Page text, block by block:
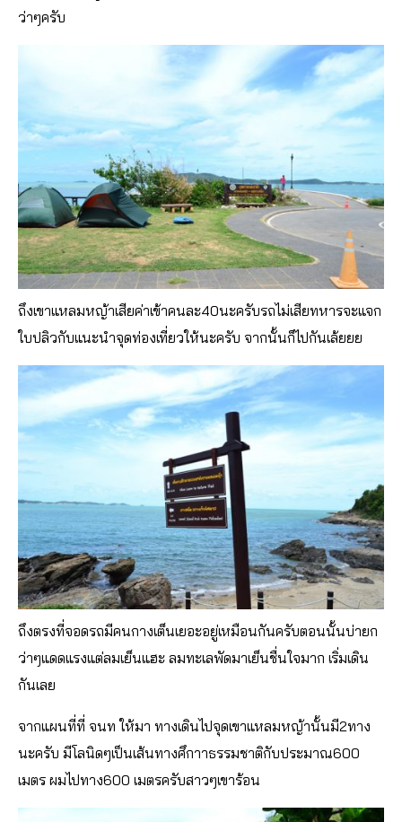
ว่าๆครับ
ถึงเขาแหลมหญ้าเสียค่าเข้าคนละ40นะครับรถไม่เสียทหารจะแจก
ใบปลิวกับแนะนำจุดท่องเที่ยวให้นะครับ จากนั้นก็ไปกันเล้ยยย
ถึงตรงที่จอดรถมีคนกางเต็นเยอะอยู่เหมือนกันครับตอนนั้นบ่ายก
ว่าๆแดดแรงแต่ลมเย็นแฮะ ลมทะเลพัดมาเย็นชื่นใจมาก เริ่มเดิน
กันเลย
จากแผนที่ที่ จนท ให้มา ทางเดินไปจุดเขาแหลมหญ้านั้นมี2ทาง
นะครับ มีโลนิดๆเป็นเส้นทางศึกาาธรรมชาติกับประมาณ600
เมตร ผมไปทาง600 เมตรครับสาวๆเขาร้อน